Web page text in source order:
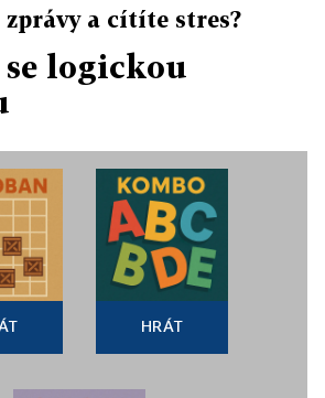
zprávy a cítíte stres?
logickou
HRÁT